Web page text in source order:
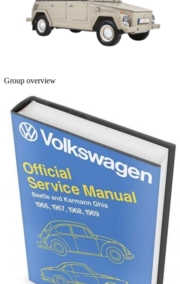
Group overview